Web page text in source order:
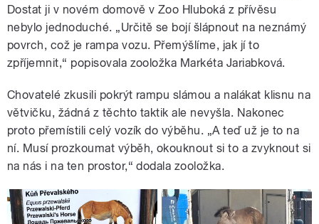
Dostat ji v novém domově v Zoo Hluboká z přívěsu
nebylo jednoduché. „Určitě se bojí šlápnout na neznámý
povrch, což je rampa vozu. Přemýšlíme, jak jí to
zpříjemnit,“ popisovala zooložka Markéta Jariabková.
Chovatelé zkusili pokrýt rampu slámou a nalákat klisnu na
větvičku, žádná z těchto taktik ale nevyšla. Nakonec
proto přemístili celý vozík do výběhu. „A teď už je to na
ní. Musí prozkoumat výběh, okouknout si to a zvyknout si
na nás i na ten prostor,“ dodala zooložka.